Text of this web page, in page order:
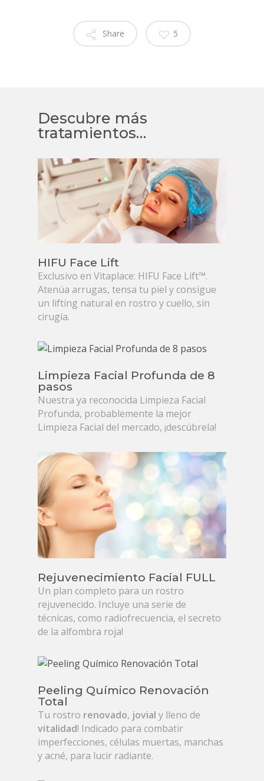
Share 5
Descubre más
tratamientos…
HIFU Face Lift
Exclusivo en Vitaplace: HIFU Face Lift™.
Atenúa arrugas, tensa tu piel y consigue
un lifting natural en rostro y cuello, sin
cirugía.
Limpieza Facial Profunda de 8
pasos
Nuestra ya reconocida Limpieza Facial
Profunda, probablemente la mejor
Limpieza Facial del mercado, ¡descúbrela!
Rejuvenecimiento Facial FULL
Un plan completo para un rostro
rejuvenecido. Incluye una serie de
técnicas, como radiofrecuencia, el secreto
de la alfombra roja!
Peeling Químico Renovación
Total
Tu rostro renovado, jovial y lleno de
vitalidad! Indicado para combatir
imperfecciones, células muertas, manchas
y acné, para lucir radiante.